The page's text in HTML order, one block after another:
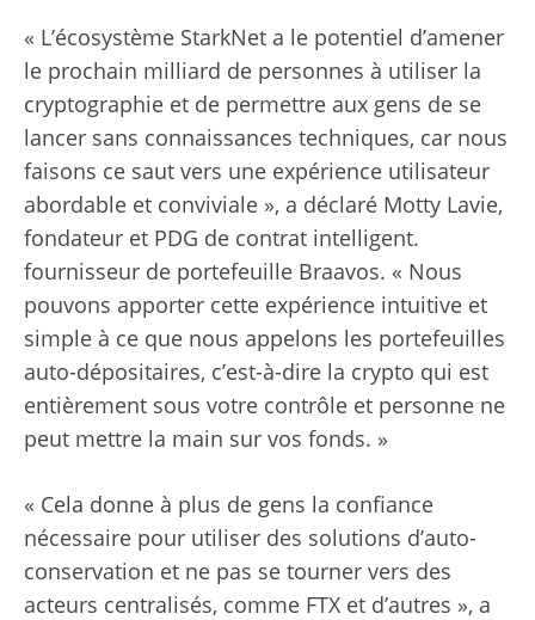
« L’écosystème StarkNet a le potentiel d’amener
le prochain milliard de personnes à utiliser la
cryptographie et de permettre aux gens de se
lancer sans connaissances techniques, car nous
faisons ce saut vers une expérience utilisateur
abordable et conviviale », a déclaré Motty Lavie,
fondateur et PDG de contrat intelligent.
fournisseur de portefeuille Braavos. « Nous
pouvons apporter cette expérience intuitive et
simple à ce que nous appelons les portefeuilles
auto-dépositaires, c’est-à-dire la crypto qui est
entièrement sous votre contrôle et personne ne
peut mettre la main sur vos fonds. »
« Cela donne à plus de gens la confiance
nécessaire pour utiliser des solutions d’auto-
conservation et ne pas se tourner vers des
acteurs centralisés, comme FTX et d’autres », a